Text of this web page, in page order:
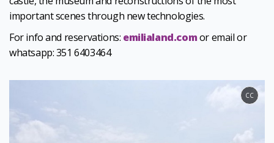
important scenes through new technologies.
For info and reservations: emilialand.comor email or
whatsapp: 351 6403464
CC